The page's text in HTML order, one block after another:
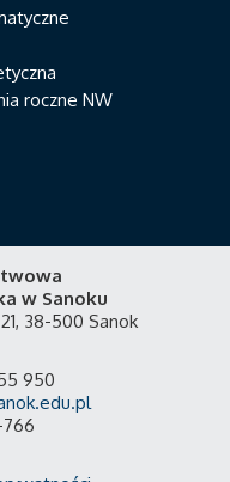
roczne NW
w Sanoku
38-500 Sanok
950